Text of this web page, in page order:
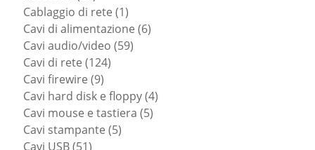
prodotti
Cablaggio di rete 11
prodotto
Cavi di alimentazione 66
Cavi audio/video 5959
Cavi di rete 124124
Cavi firewire 99
prodotti
Cavi hard disk e floppy 44
Cavi mouse e tastiera 55
Cavi stampante 55
Cavi USB 5151